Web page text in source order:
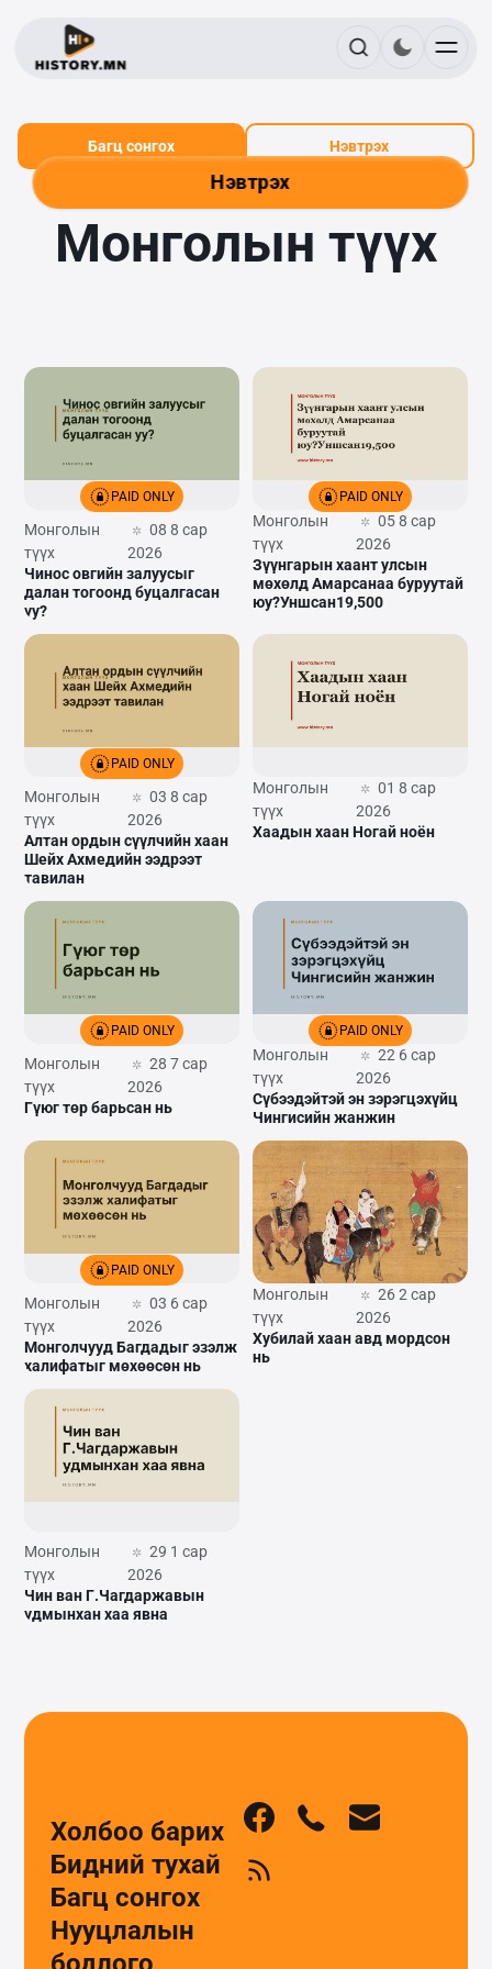
Нэвтрэх
Багц сонгох Нэвтрэх
Монголын түүх
PAID ONLY
Монголын
түүх
08 8 сар
2026
Чинос овгийн залуусыг
далан тогоонд буцалгасан
уу?
PAID ONLY
Монголын
түүх
05 8 сар
2026
Зүүнгарын хаант улсын
мөхөлд Амарсанаа буруутай
юу?Уншсан19,500
PAID ONLY
Монголын
түүх
03 8 сар
2026
Алтан ордын сүүлчийн хаан
Шейх Ахмедийн ээдрээт
тавилан
Монголын
түүх
01 8 сар
2026
Хаадын хаан Ногай ноён
PAID ONLY
Монголын
түүх
28 7 сар
2026
Гүюг төр барьсан нь
PAID ONLY
Монголын
түүх
22 6 сар
2026
Сүбээдэйтэй эн зэрэгцэхүйц
Чингисийн жанжин
PAID ONLY
Монголын
түүх
03 6 сар
2026
Монголчууд Багдадыг эзэлж
халифатыг мөхөөсөн нь
Монголын
түүх
26 2 сар
2026
Хубилай хаан авд мордсон
нь
Монголын
түүх
29 1 сар
2026
Чин ван Г.Чагдаржавын
удмынхан хаа явна
Холбоо барих
Бидний тухай
Багц сонгох
Нууцлалын